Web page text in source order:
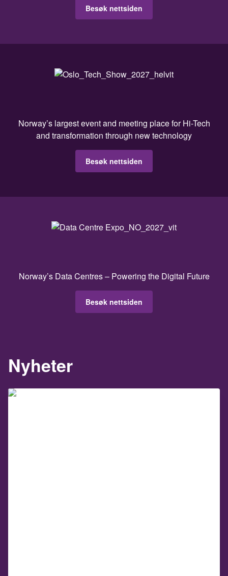
Besøk nettsiden
Norway’s largest event and meeting place for Hi-Tech
and transformation through new technology
Besøk nettsiden
Norway’s Data Centres – Powering the Digital Future
Besøk nettsiden
Nyheter